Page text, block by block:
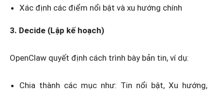
Xác định các điểm nổi bật và xu hướng chính
3. Decide (Lập kế hoạch)
OpenClaw quyết định cách trình bày bản tin, ví dụ:
Chia thành các mục như: Tin nổi bật, Xu hướng,